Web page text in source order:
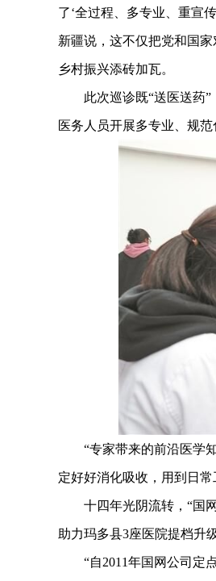
了‘全过程、多专业、重宣
新疆说，这不仅把党和国
乡村振兴添砖加瓦。
此次巡诊既“送医送药”
医务人员开展多专业、规
“专家带来的前沿医学知
定好好消化吸收，用到日
十四年光阴流转，“国网
助力玛多县3座医院提档升
“自2011年国网公司定点